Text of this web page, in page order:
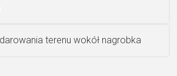
terenu wokół nagrobka